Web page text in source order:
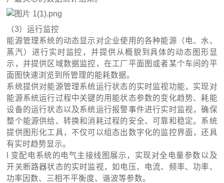
（3）运行监控
能源管理系统的动态显示对企业使用的各种能源（电、水、
蒸汽）进行实时监控，并提供从概貌到具体的动态图形显
示，并提供区域数据监控，在工厂平面图或者某个车间的平
面图快速浏览到所管理的能耗数据。
系统提供对能源管理系统运行状态的实时监视功能，实现对
能源系统运行过程中关键的用能状态参数的变化趋势、耗能
设备的运行状态以及系统运行报警事件进行实时监视，确保
整个能源供给、转换和消耗过程的安全、可靠和稳定。系统
提供图形化工具，不仅可以组态出数字化的监控界面，还具
有实时趋势显示。
l 变配电系统的电气主接线图展示，实现对全电量参数以及
开关断路器状态的实时监视，如电压、电流、频率、功率、
功率因数、三相不平衡度、谐波等参数。